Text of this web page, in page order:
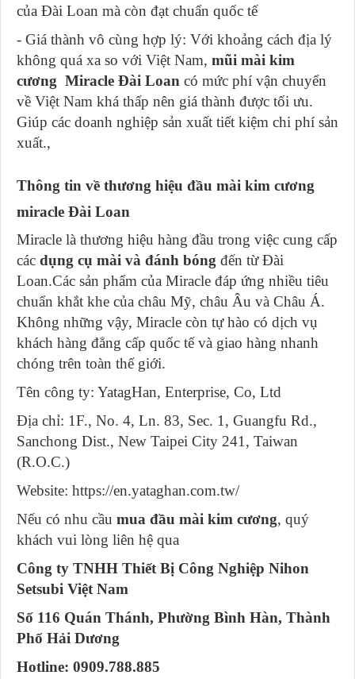
của Đài Loan mà còn đạt chuẩn quốc tế
- Giá thành vô cùng hợp lý: Với khoảng cách địa lý
không quá xa so với Việt Nam, mũi mài kim
cương Miracle Đài Loan có mức phí vận chuyển
về Việt Nam khá thấp nên giá thành được tối ưu.
Giúp các doanh nghiệp sản xuất tiết kiệm chi phí sản
xuất.,
Thông tin về thương hiệu đầu mài kim cương
miracle Đài Loan
Miracle là thương hiệu hàng đầu trong việc cung cấp
các dụng cụ mài và đánh bóng đến từ Đài
Loan.Các sản phẩm của Miracle đáp ứng nhiều tiêu
chuẩn khắt khe của châu Mỹ, châu Âu và Châu Á.
Không những vậy, Miracle còn tự hào có dịch vụ
khách hàng đẳng cấp quốc tế và giao hàng nhanh
chóng trên toàn thế giới.
Tên công ty: YatagHan, Enterprise, Co, Ltd
Địa chỉ: 1F., No. 4, Ln. 83, Sec. 1, Guangfu Rd.,
Sanchong Dist., New Taipei City 241, Taiwan
(R.O.C.)
Website: https://en.yataghan.com.tw/
Nếu có nhu cầu mua đầu mài kim cương, quý
khách vui lòng liên hệ qua
Công ty TNHH Thiết Bị Công Nghiệp Nihon
Setsubi Việt Nam
Số 116 Quán Thánh, Phường Bình Hàn, Thành
Phố Hải Dương
Hotline: 0909.788.885